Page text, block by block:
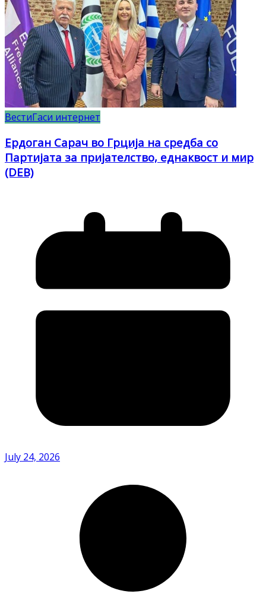
ВестиГаси интернет
Ердоган Сарач во Грција на средба со
Партијата за пријателство, еднаквост и мир
(DEB)
July 24, 2026